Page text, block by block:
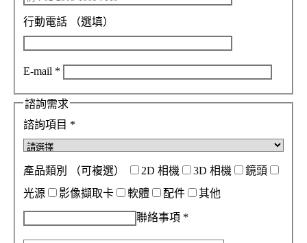
行動電話 （選填）
E-mail *
諮詢需求
諮詢項目 *
產品類別 （可複選） 2D 相機 3D 相機
鏡頭
光源
影像擷取卡 軟體 配件 其他
聯絡事項 *